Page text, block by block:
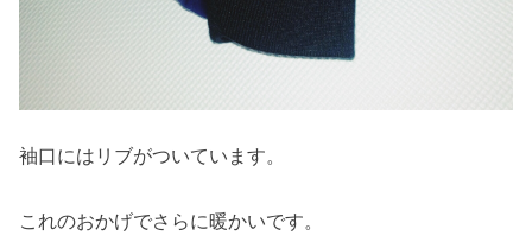
袖口にはリブがついています。
これのおかげでさらに暖かいです。